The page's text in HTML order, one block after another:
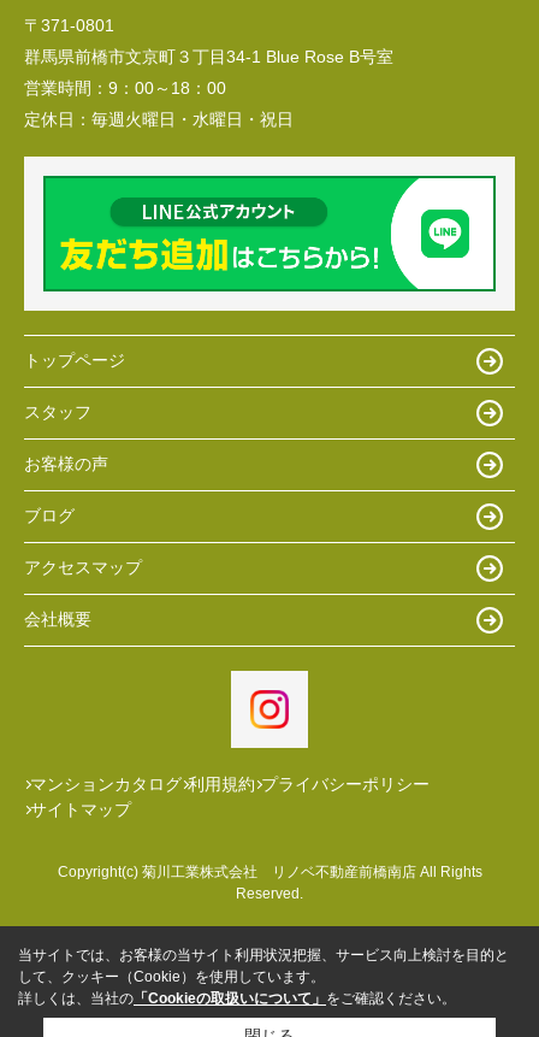
〒371-0801
群馬県前橋市文京町３丁目34‐1 Blue Rose B号室
営業時間： 9：00～18：00
定休日： 毎週火曜日・水曜日・祝日
トップページ
スタッフ
お客様の声
ブログ
アクセスマップ
会社概要
マンションカタログ 利用規約 プライバシーポリシー
サイトマップ
Copyright(c) 菊川工業株式会社 リノベ不動産前橋南店 All Rights
Reserved.
当サイトでは、お客様の当サイト利用状況把握、サービス向上検討を目的と
して、クッキー（Cookie）を使用しています。
詳しくは、当社の 「Cookieの取扱いについて」 をご確認ください。